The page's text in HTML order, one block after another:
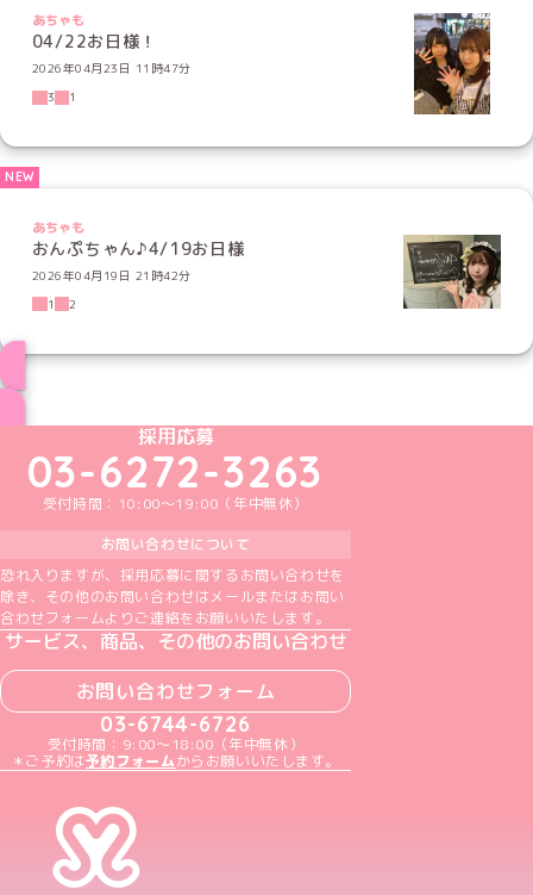
あちゃも
04/22お日様！
2026年04月23日 11時47分
3
1
あちゃも
おんぷちゃん♪4/19お日様
2026年04月19日 21時42分
1
2
めいどりーみんTikTok公式アカウント
めいどりーみんX公式アカウント
めいどりーみんInstagram公式アカウント
めいどりーみんFacebook公式アカウン
めいどりーみんYouTube公式アカ
採用応募
03-6272-3263
受付時間：10:00～19:00（年中無休）
お問い合わせについて
恐れ入りますが、採用応募に関するお問い合わせを
除き、その他のお問い合わせはメールまたはお問い
合わせフォームよりご連絡をお願いいたします。
サービス、商品、その他のお問い合わせ
お問い合わせフォーム
03-6744-6726
受付時間：9:00～18:00（年中無休）
＊ご予約は予約フォームからお願いいたします。